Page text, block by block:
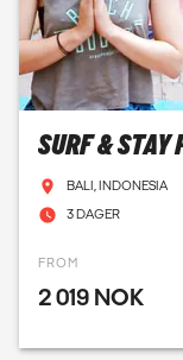
SURF & STAY
BALI, INDONESIA
3 DAGER
FROM
2 019 NOK